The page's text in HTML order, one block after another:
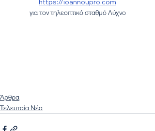
https://ioannoupro.com​
για τον τηλεοπτικό σταθμό Λύχνο
Άρθρα
Τελευταία Νέα